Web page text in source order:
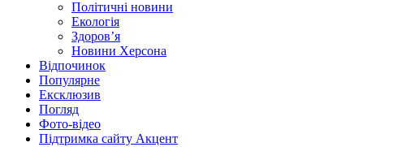
Політичні новини
Екологія
Здоров’я
Новини Херсона
Відпочинок
Популярне
Ексклюзив
Погляд
Фото-відео
Підтримка сайту Акцент